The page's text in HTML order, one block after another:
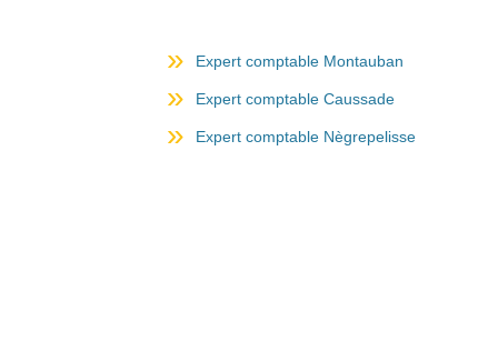
Expert comptable Montauban
Expert comptable Caussade
Expert comptable Nègrepelisse